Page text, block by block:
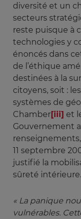
diversité et un
secteurs
reste puisque à
technologies y
énoncés dans
de l’éthique
destinées à la
citoyens, soit :
systèmes de
Chamber[iii] et
Gouvernement
11 septembre
justifié la
sûreté intérieure.
« La panique
vulnérables.